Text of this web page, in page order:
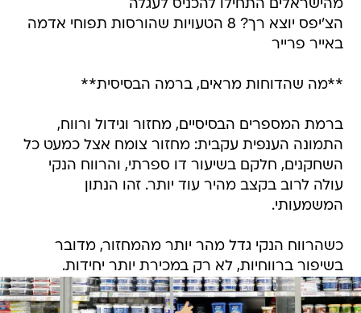
מהישראלים התחילו להכניס לעגלה
הצ'יפס יוצא רך? 8 הטעויות שהורסות תפוחי אדמה
באייר פרייר
**מה שהדוחות מראים, ברמה הבסיסית**
ברמת המספרים הבסיסיים, מחזור וגידול ורווח,
התמונה הענפית עקבית: מחזור צומח אצל כמעט כל
השחקנים, חלקם בשיעור דו ספרתי, והרווח הנקי
עולה לרוב בקצב מהיר עוד יותר. זהו הנתון
המשמעותי.
כשהרווח הנקי גדל מהר יותר מהמחזור, מדובר
בשיפור ברווחיות, לא רק במכירת יותר יחידות.